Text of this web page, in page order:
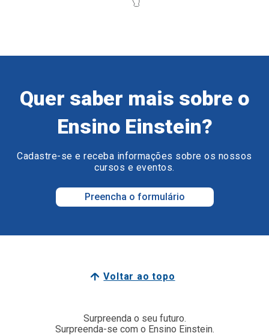
Quer saber mais sobre o
Ensino Einstein?
Cadastre-se e receba informações sobre os nossos
cursos e eventos.
Preencha o formulário
Voltar ao topo
Surpreenda o seu futuro.
Surpreenda-se com o Ensino Einstein.